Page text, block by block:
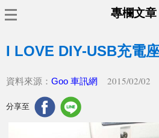
專欄文章
I LOVE DIY-USB充電
資料來源： Goo 車訊網 2015/02/02
分享至